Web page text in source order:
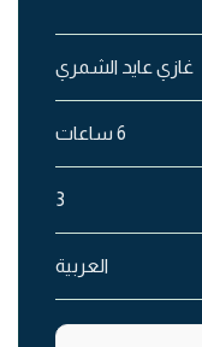
غازي عايد الشمري
6 ساعات
3
العربية